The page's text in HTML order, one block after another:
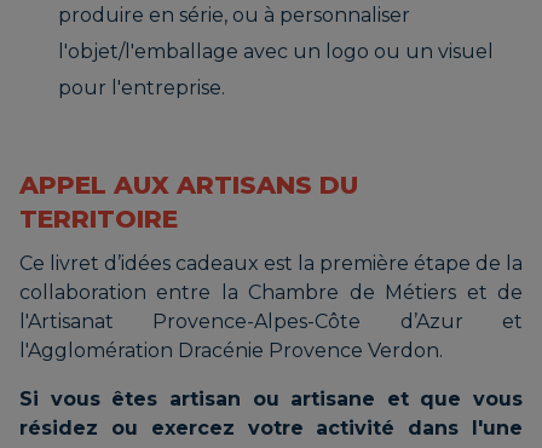
produire en série, ou à personnaliser
l'objet/l'emballage avec un logo ou un visuel
pour l'entreprise.
APPEL AUX ARTISANS DU
TERRITOIRE
Ce livret d’idées cadeaux est la première étape de la
collaboration entre la Chambre de Métiers et de
l'Artisanat Provence-Alpes-Côte d’Azur et
l'Agglomération Dracénie Provence Verdon.
Si vous êtes artisan ou artisane et que vous
résidez ou exercez votre activité dans l'une